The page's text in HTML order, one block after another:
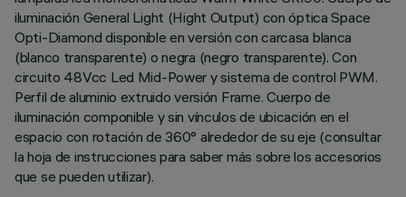
iluminación General Light (Hight Output) con óptica Space
Opti-Diamond disponible en versión con carcasa blanca
(blanco transparente) o negra (negro transparente). Con
circuito 48Vcc Led Mid-Power y sistema de control PWM.
Perfil de aluminio extruido versión Frame. Cuerpo de
iluminación componible y sin vínculos de ubicación en el
espacio con rotación de 360° alrededor de su eje (consultar
la hoja de instrucciones para saber más sobre los accesorios
que se pueden utilizar).